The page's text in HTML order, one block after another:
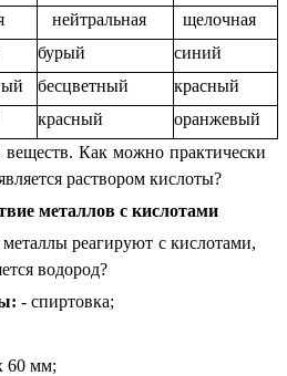
нейтральная
щелочная
бурый
синий
бесцветный
красный
красный
оранжевый
Как можно практически
раствором кислоты?
металлов с кислотами
металлы реагируют с кислотами,
водород?
- спиртовка;
60 мм;